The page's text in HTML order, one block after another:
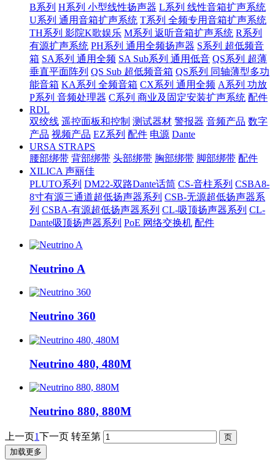
B系列 H系列 小型线性扬声器 L系列 线性音箱扩声系统
U系列 通用音箱扩声系统 T系列 全频专用音箱扩声系统
TH系列 影院K歌娱乐 M系列 返听音箱扩声系统 R系列
有源扩声系统 PH系列 通用全频扬声器 S系列 超低频音
箱 SA系列 通用全频 SA Sub系列 通用低音 QS系列 超薄
垂直平面阵列 QS Sub 超低频音箱 QS系列 同轴薄型多功
能音箱 KA系列 全频音箱 CX系列 通用全频 A系列 功放
P系列 音频处理器 C系列 商业及固定安装扩声系统 配件
RDL
双绞线 遥控面板和控制 测试器材 警报器 音频产品 数字
产品 视频产品 EZ系列 配件 电源 Dante
URSA STRAPS
腰部绑带 背部绑带 头部绑带 胸部绑带 脚部绑带 配件
XILICA 声丽佳
PLUTO系列 DM22-双路Dante话筒 CS-音柱系列 CSBA8-
8寸有源三通道超低扬声器系列 CSB-无源超低扬声器系
列 CSBA-有源超低扬声器系列 CL-吸顶扬声器系列 CL-
Dante吸顶扬声器系列 PoE 网络交换机 配件
Neutrino A
Neutrino 360
Neutrino 480, 480M
Neutrino 880, 880M
上一页1下一页 转至第
加载更多